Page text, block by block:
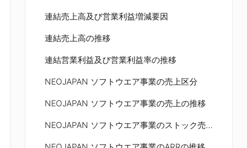
連結売上高及び営業利益増減要因
連結売上高の推移
連結営業利益及び営業利益率の推移
NEOJAPAN ソフトウエア事業の売上区分
NEOJAPAN ソフトウエア事業の売上の推移
NEOJAPAN ソフトウエア事業のストック売上の推移